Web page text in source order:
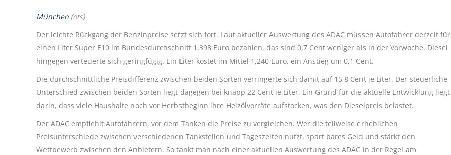
München (ots)
Der leichte Rückgang der Benzinpreise setzt sich fort. Laut aktueller Auswertung des ADAC müssen Autofahrer derzeit für
einen Liter Super E10 im Bundesdurchschnitt 1,398 Euro bezahlen, das sind 0,7 Cent weniger als in der Vorwoche. Diesel
hingegen verteuerte sich geringfügig. Ein Liter kostet im Mittel 1,240 Euro, ein Anstieg um 0,1 Cent.
Die durchschnittliche Preisdifferenz zwischen beiden Sorten verringerte sich damit auf 15,8 Cent je Liter. Der steuerliche
Unterschied zwischen beiden Sorten liegt dagegen bei knapp 22 Cent je Liter. Ein Grund für die aktuelle Entwicklung liegt
darin, dass viele Haushalte noch vor Herbstbeginn ihre Heizölvorräte aufstocken, was den Dieselpreis belastet.
Der ADAC empfiehlt Autofahrern, vor dem Tanken die Preise zu vergleichen. Wer die teilweise erheblichen
Preisunterschiede zwischen verschiedenen Tankstellen und Tageszeiten nutzt, spart bares Geld und stärkt den
Wettbewerb zwischen den Anbietern. So tankt man nach einer aktuellen Auswertung des ADAC in der Regel am